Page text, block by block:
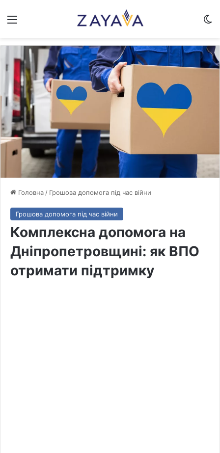
Меню
Головна / Грошова допомога під час війни
Грошова допомога під час війни
Комплексна допомога на
Дніпропетровщині: як ВПО
отримати підтримку